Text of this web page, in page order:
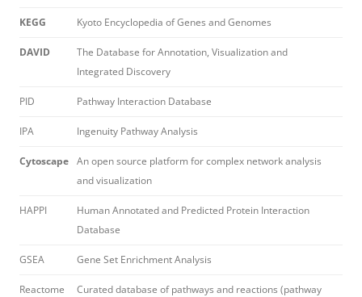
KEGG Kyoto Encyclopedia of Genes and Genomes
DAVID
The Database for Annotation, Visualization and
Integrated Discovery
PID Pathway Interaction Database
IPA Ingenuity Pathway Analysis
Cytoscape An open source platform for complex network analysis
and visualization
HAPPI
Human Annotated and Predicted Protein Interaction
Database
GSEA Gene Set Enrichment Analysis
Reactome
Curated database of pathways and reactions (pathway